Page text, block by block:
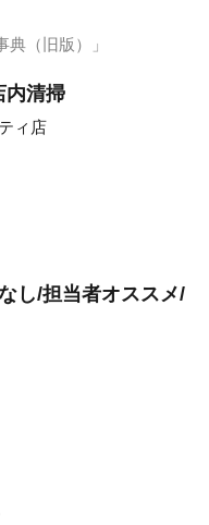
（旧版）」
内清掃
ィ店
し/担当者オススメ/